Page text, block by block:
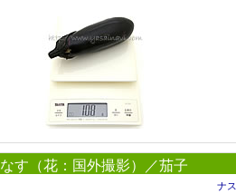
なす（花：国外撮影）／茄子
ナス